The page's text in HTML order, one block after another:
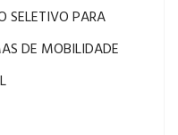
SELETIVO PARA
DE MOBILIDADE